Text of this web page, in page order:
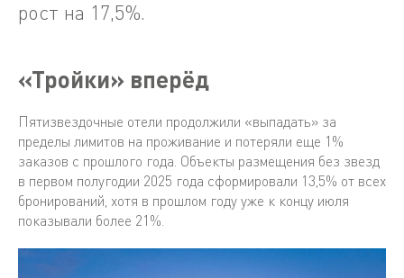
рост на 17,5%.
«Тройки» вперёд
Пятизвездочные отели продолжили «выпадать» за
пределы лимитов на проживание и потеряли еще 1%
заказов с прошлого года. Объекты размещения без звезд
в первом полугодии 2025 года сформировали 13,5% от всех
бронирований, хотя в прошлом году уже к концу июля
показывали более 21%.